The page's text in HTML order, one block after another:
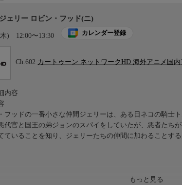
ジェリー ロビン・フッド(ニ)
) 12:00〜13:30 カレンダー登録
Ch.602 カートゥーン ネットワークHD 海外アニメ国
もっと見る
内容
フッドの一番小さな仲間ジェリーは、ある日ネコの騎士
代官と国王の弟ジョンのスパイをしていたが、悪者たち
ていることを知り、ジェリーたちの仲間に加わることす